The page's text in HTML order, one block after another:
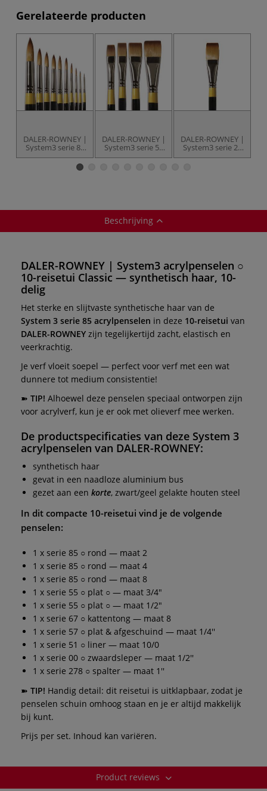
Gerelateerde producten
DALER-ROWNEY |
System3 serie 85
penseel ○ rond ○
korte steel —
synthetisch haar
DALER-ROWNEY |
System3 serie 55
penseel ○ plat ○
DALER-ROWNEY |
System3 serie 21
penseel ○ plat &
Beschrijving
DALER-ROWNEY | System3 acrylpenselen ○
10-reisetui Classic — synthetisch haar, 10-
delig
Het sterke en slijtvaste synthetische haar van de
System 3 serie 85 acrylpenselen in deze 10-reisetui van
DALER-ROWNEY zijn tegelijkertijd zacht, elastisch en
veerkrachtig.
Je verf vloeit soepel — perfect voor verf met een wat
dunnere tot medium consistentie!
➽ TIP! Alhoewel deze penselen speciaal ontworpen zijn
voor acrylverf, kun je er ook met olieverf mee werken.
De productspecificaties van deze System 3
acrylpenselen van DALER-ROWNEY:
synthetisch haar
gevat in een naadloze aluminium bus
gezet aan een korte, zwart/geel gelakte houten steel
In dit compacte 10-reisetui vind je de volgende
penselen:
1 x serie 85 ○ rond — maat 2
1 x serie 85 ○ rond — maat 4
1 x serie 85 ○ rond — maat 8
1 x serie 55 ○ plat ○ — maat 3/4"
1 x serie 55 ○ plat ○ — maat 1/2"
1 x serie 67 ○ kattentong — maat 8
1 x serie 57 ○ plat & afgeschuind — maat 1/4''
1 x serie 51 ○ liner — maat 10/0
1 x serie 00 ○ zwaardsleper — maat 1/2''
1 x serie 278 ○ spalter — maat 1''
➽ TIP! Handig detail: dit reisetui is uitklapbaar, zodat je
penselen schuin omhoog staan en je er altijd makkelijk
bij kunt.
Prijs per set. Inhoud kan variëren.
Product reviews